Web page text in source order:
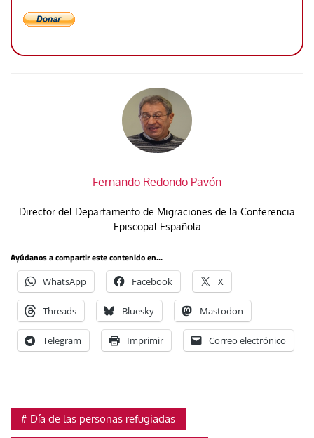
Fernando Redondo Pavón
Director del Departamento de Migraciones de la Conferencia
Episcopal Española
Ayúdanos a compartir este contenido en...
WhatsApp Facebook X
Threads Bluesky Mastodon
Telegram Imprimir Correo electrónico
Día de las personas refugiadas